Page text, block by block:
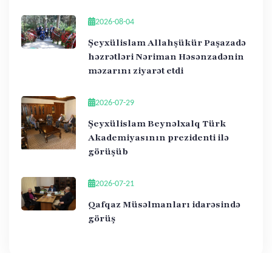
2026-08-04
Şeyxülislam Allahşükür Paşazadə
həzrətləri Nəriman Həsənzadənin
məzarını ziyarət etdi
2026-07-29
Şeyxülislam Beynəlxalq Türk
Akademiyasının prezidenti ilə
görüşüb
2026-07-21
Qafqaz Müsəlmanları idarəsində
görüş